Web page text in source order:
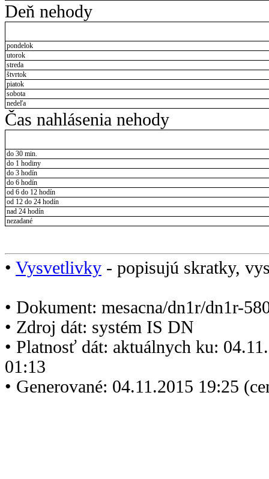
Deň nehody
pondelok
utorok
streda
štvrtok
piatok
sobota
nedeľa
Čas nahlásenia nehody
do 30 min.
do 1 hodiny
do 3 hodín
do 6 hodín
od 6 do 12 hodín
od 12 do 24 hodín
nad 24 hodín
nezadané
• Vysvetlivky - popisujú skratky,
• Dokument: mesacna/dn1r/dn1r-
• Zdroj dát: systém IS DN
• Platnosť dát: aktuálnych ku:
01:13
• Generované: 04.11.2015 19:25